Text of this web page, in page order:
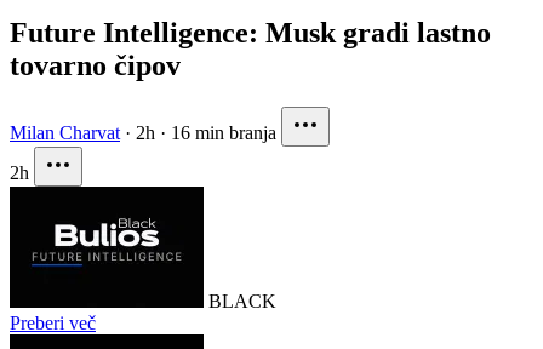
Future Intelligence: Musk gradi lastno
tovarno čipov
Milan Charvat · 2h · 16 min branja
2h
BLACK
Preberi več